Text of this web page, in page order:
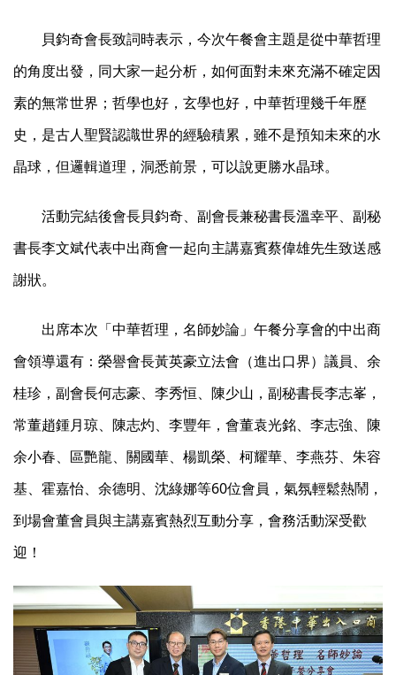
貝鈞奇會長致詞時表示，今次午餐會主題是從中華哲理
的角度出發，同大家一起分析，如何面對未來充滿不確定因
素的無常世界；哲學也好，玄學也好，中華哲理幾千年歷
史，是古人聖賢認識世界的經驗積累，雖不是預知未來的水
晶球，但邏輯道理，洞悉前景，可以說更勝水晶球。
活動完結後會長貝鈞奇、副會長兼秘書長溫幸平、副秘
書長李文斌代表中出商會一起向主講嘉賓蔡偉雄先生致送感
謝狀。
出席本次「中華哲理，名師妙論」午餐分享會的中出商
會領導還有：榮譽會長黃英豪立法會（進出口界）議員、余
桂珍，副會長何志豪、李秀恒、陳少山，副秘書長李志峯，
常董趙鍾月琼、陳志灼、李豐年，會董袁光銘、李志強、陳
余小春、區艷龍、關國華、楊凱榮、柯耀華、李燕芬、朱容
基、霍嘉怡、余德明、沈綠娜等60位會員，氣氛輕鬆熱鬧，
到場會董會員與主講嘉賓熱烈互動分享，會務活動深受歡
迎！